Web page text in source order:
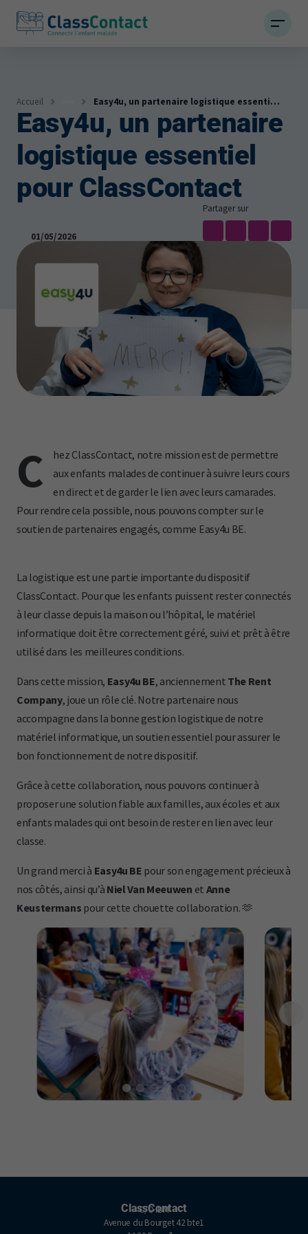
Accueil
Infos
Actualités et témoignages
Easy4u, un partenaire logistique essentiel pour ClassContact
Easy4u, un partenaire
logistique essentiel
pour ClassContact
01/05/2026
Partager sur
C
hez ClassContact, notre mission est de permettre
aux enfants malades de continuer à suivre leurs cours
en direct et de garder le lien avec leurs camarades.
Pour rendre cela possible, nous pouvons compter sur le
soutien de partenaires engagés, comme Easy4u BE.
La logistique est une partie importante du dispositif
ClassContact. Pour que les enfants puissent rester connectés
à leur classe depuis la maison ou l’hôpital, le matériel
informatique doit être correctement géré, suivi et prêt à être
utilisé dans les meilleures conditions.
Dans cette mission, Easy4u BE, anciennement The Rent
Company, joue un rôle clé. Notre partenaire nous
accompagne dans la bonne gestion logistique de notre
matériel informatique, un soutien essentiel pour assurer le
bon fonctionnement de notre dispositif.
Grâce à cette collaboration, nous pouvons continuer à
proposer une solution fiable aux familles, aux écoles et aux
enfants malades qui ont besoin de rester en lien avec leur
classe.
Un grand merci à Easy4u BE pour son engagement précieux à
nos côtés, ainsi qu’à Niel Van Meeuwen et Anne
Keustermans pour cette chouette collaboration. 🫶
ClassContact
C/O IBM
Avenue du Bourget 42 bte1